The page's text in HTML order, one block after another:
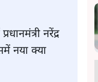
नरेंद्र
नया क्या